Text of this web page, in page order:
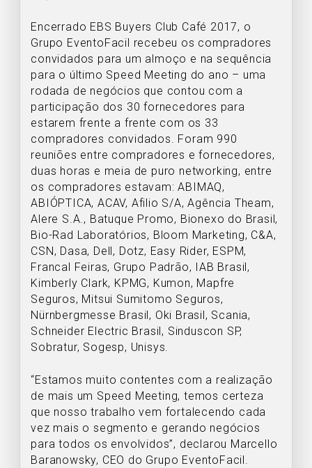
Encerrado EBS Buyers Club Café 2017, o
Grupo EventoFacil recebeu os compradores
convidados para um almoço e na sequência
para o último Speed Meeting do ano – uma
rodada de negócios que contou com a
participação dos 30 fornecedores para
estarem frente a frente com os 33
compradores convidados. Foram 990
reuniões entre compradores e fornecedores,
duas horas e meia de puro networking, entre
os compradores estavam: ABIMAQ,
ABIÓPTICA, ACAV, Afilio S/A, Agência Theam,
Alere S.A., Batuque Promo, Bionexo do Brasil,
Bio-Rad Laboratórios, Bloom Marketing, C&A,
CSN, Dasa, Dell, Dotz, Easy Rider, ESPM,
Francal Feiras, Grupo Padrão, IAB Brasil,
Kimberly Clark, KPMG, Kumon, Mapfre
Seguros, Mitsui Sumitomo Seguros,
Nürnbergmesse Brasil, Oki Brasil, Scania,
Schneider Electric Brasil, Sinduscon SP,
Sobratur, Sogesp, Unisys.
“Estamos muito contentes com a realização
de mais um Speed Meeting, temos certeza
que nosso trabalho vem fortalecendo cada
vez mais o segmento e gerando negócios
para todos os envolvidos”, declarou Marcello
Baranowsky, CEO do Grupo EventoFacil.